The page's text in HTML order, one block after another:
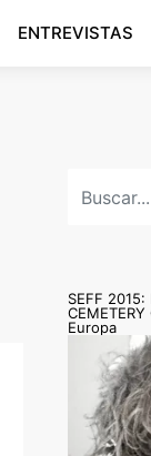
ENTREVISTAS
SEFF 2015:
Europa